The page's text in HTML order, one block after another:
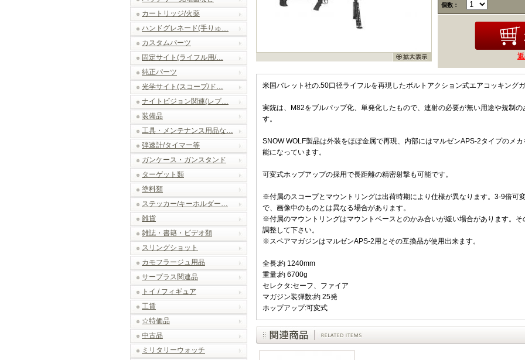
カートリッジ/火薬
ハンドグレネード(手りゅ…
カスタムパーツ
固定サイト(ライフル用/…
純正パーツ
光学サイト(スコープ/ド…
ナイトビジョン関連(レプ…
装備品
工具・メンテナンス用品な…
弾速計/タイマー等
ガンケース・ガンスタンド
ターゲット類
塗料類
ステッカー/キーホルダー…
雑貨
雑誌・書籍・ビデオ類
スリングショット
カモフラージュ用品
サープラス関連品
トイ / フィギュア
工賃
☆特価品
中古品
ミリタリーウォッチ
個数：
米国バレット社の.50口径ライフルを再現したボルトアクション式エアコッキングガ
実銃は、M82をブルパップ化、単発化したもので、連射の必要が無い用途や規制
す。
SNOW WOLF製品は外装をほぼ金属で再現、内部にはマルゼンAPS-2タイプのメ
能になっています。
可変式ホップアップの採用で長距離の精密射撃も可能です。
※付属のスコープとマウントリングは出荷時期により仕様が異なります。3-9倍可
で、画像中のものとは異なる場合があります。
※付属のマウントリングはマウントベースとのかみ合いが緩い場合があります。
調整して下さい。
※スペアマガジンはマルゼンAPS-2用とその互換品が使用出来ます。
全長:約 1240mm
重量:約 6700g
セレクタ:セーフ、ファイア
マガジン装弾数:約 25発
ホップアップ:可変式